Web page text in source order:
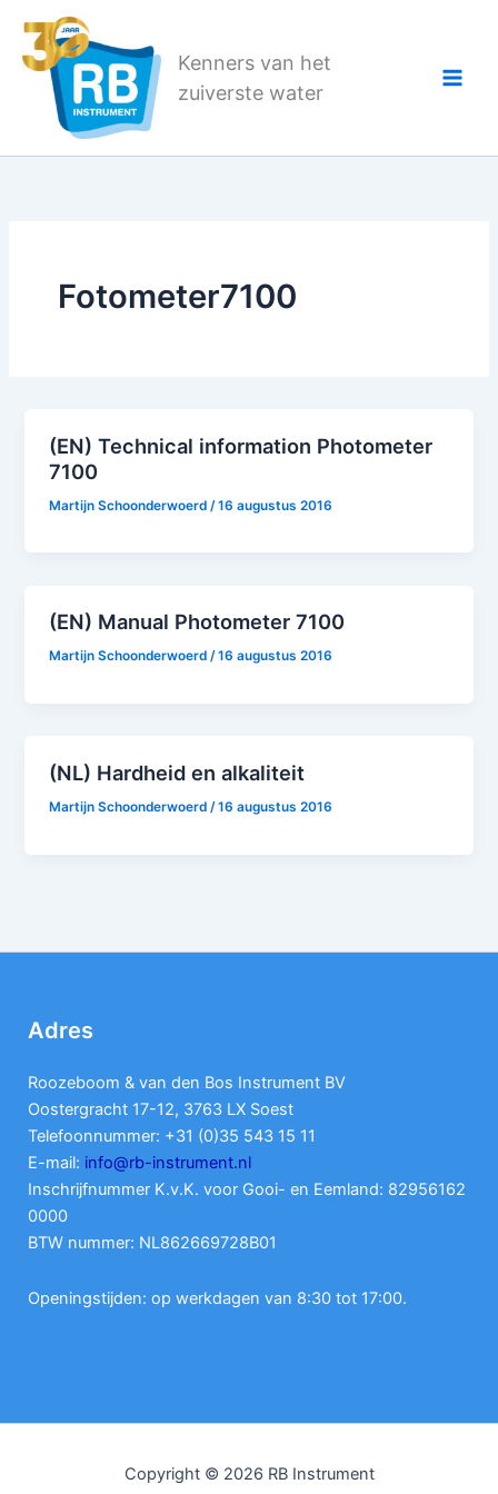
naar
Kenners van het
zuiverste water
Fotometer7100
(EN) Technical information Photometer
7100
Martijn Schoonderwoerd /16 augustus 2016
(EN) Manual Photometer 7100
Martijn Schoonderwoerd/16 augustus 2016
(NL) Hardheid en alkaliteit
Martijn Schoonderwoerd/16 augustus 2016
Adres
Roozeboom & van den Bos Instrument BV
Oostergracht 17-12, 3763 LX Soest
Telefoonnummer: +31 (0)35 543 15 11
E-mail: info@rb-instrument.nl
Inschrijfnummer K.v.K. voor Gooi- en Eemland: 82956162
0000
BTW nummer: NL862669728B01
Openingstijden: op werkdagen van 8:30 tot 17:00.
Copyright © 2026 RB Instrument